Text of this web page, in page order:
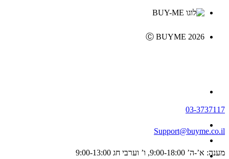
Ⓒ BUYME 2026
03-3737117
Support@buyme.co.il
מענה: א’-ה’ 9:00-18:00, ו’ וערבי חג 9:00-13:00